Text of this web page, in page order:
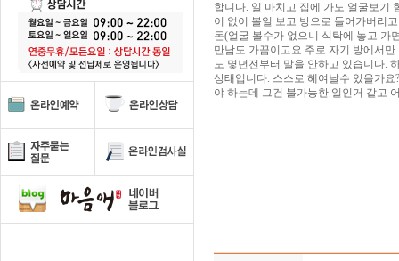
합니다. 일 마치고 집에 가도 얼굴보기
이 없이 볼일 보고 방으로 들어가버리
돈(얼굴 볼수가 없으니 식탁에
만남도 가끔이고요.주로 자기 방에서
도 몇년전부터 말을 안하고 있습니다.
상태입니다. 스스로 헤여날수 있을가
야 하는데 그건 불가능한 일인거 같고